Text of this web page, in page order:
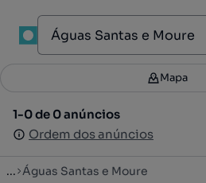
Filtros 1
1-0 de 0 anúncios
Ordem dos anúncios
Mapa
1-0 de 0 anúncios
Ordem dos anúncios
... Águas Santas e Moure